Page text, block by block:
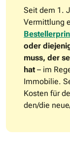
Seit dem 1.
Vermittlung
oder
muss, der
hat – im
Immobilie.
Kosten für
den/die